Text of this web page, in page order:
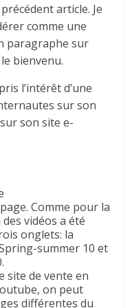
article. Je
comme une
paragraphe sur
bienvenu.
l’intérêt d’une
sur son
son site e-
Comme pour la
vidéos a été
onglets: la
summer 10 et
site de vente en
on peut
différentes du